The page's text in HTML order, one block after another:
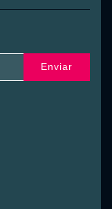
Enviar